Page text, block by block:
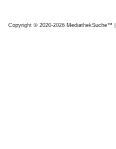
Copyright © 2020-2026 MediathekSuche™ |